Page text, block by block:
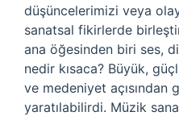
düşüncelerimizi veya
sanatsal fikirlerde
ana öğesinden biri ses,
nedir kısaca? Büyük,
ve medeniyet açısından
yaratılabilirdi. Müzik